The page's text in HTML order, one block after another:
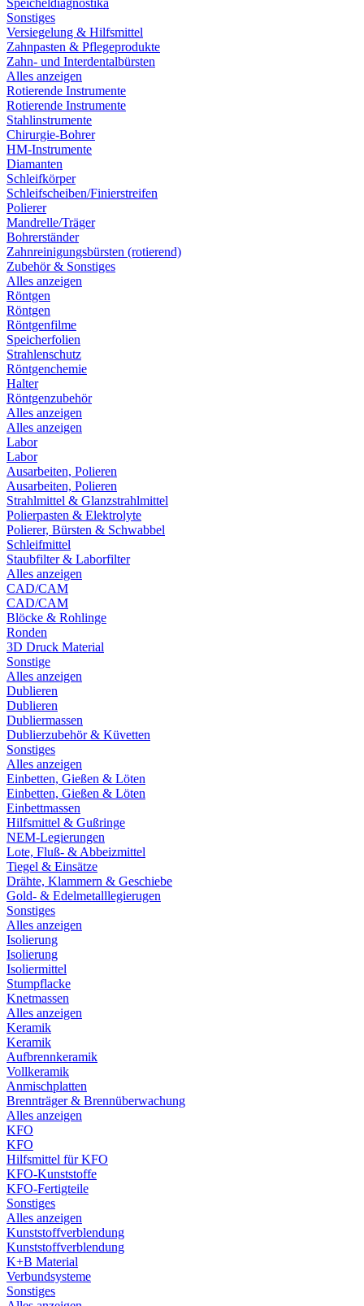
Speicheldiagnostika
Sonstiges
Versiegelung & Hilfsmittel
Zahnpasten & Pflegeprodukte
Zahn- und Interdentalbürsten
Alles anzeigen
Rotierende Instrumente
Rotierende Instrumente
Stahlinstrumente
Chirurgie-Bohrer
HM-Instrumente
Diamanten
Schleifkörper
Schleifscheiben/Finierstreifen
Polierer
Mandrelle/Träger
Bohrerständer
Zahnreinigungsbürsten (rotierend)
Zubehör & Sonstiges
Alles anzeigen
Röntgen
Röntgen
Röntgenfilme
Speicherfolien
Strahlenschutz
Röntgenchemie
Halter
Röntgenzubehör
Alles anzeigen
Alles anzeigen
Labor
Labor
Ausarbeiten, Polieren
Ausarbeiten, Polieren
Strahlmittel & Glanzstrahlmittel
Polierpasten & Elektrolyte
Polierer, Bürsten & Schwabbel
Schleifmittel
Staubfilter & Laborfilter
Alles anzeigen
CAD/CAM
CAD/CAM
Blöcke & Rohlinge
Ronden
3D Druck Material
Sonstige
Alles anzeigen
Dublieren
Dublieren
Dubliermassen
Dublierzubehör & Küvetten
Sonstiges
Alles anzeigen
Einbetten, Gießen & Löten
Einbetten, Gießen & Löten
Einbettmassen
Hilfsmittel & Gußringe
NEM-Legierungen
Lote, Fluß- & Abbeizmittel
Tiegel & Einsätze
Drähte, Klammern & Geschiebe
Gold- & Edelmetalllegierugen
Sonstiges
Alles anzeigen
Isolierung
Isolierung
Isoliermittel
Stumpflacke
Knetmassen
Alles anzeigen
Keramik
Keramik
Aufbrennkeramik
Vollkeramik
Anmischplatten
Brennträger & Brennüberwachung
Alles anzeigen
KFO
KFO
Hilfsmittel für KFO
KFO-Kunststoffe
KFO-Fertigteile
Sonstiges
Alles anzeigen
Kunststoffverblendung
Kunststoffverblendung
K+B Material
Verbundsysteme
Sonstiges